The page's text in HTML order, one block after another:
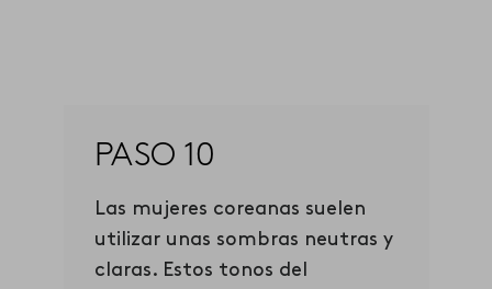
PASO 10
Las mujeres coreanas suelen
utilizar unas sombras neutras y
claras. Estos tonos del